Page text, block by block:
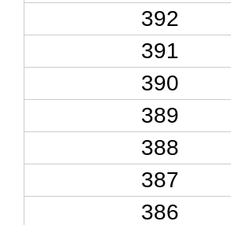
392
391
390
389
388
387
386